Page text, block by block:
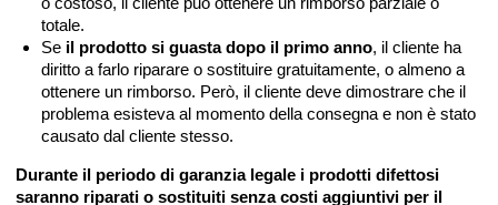
totale.
Se il prodotto si guasta dopo il primo anno, il cliente ha
diritto a farlo riparare o sostituire gratuitamente, o almeno a
ottenere un rimborso. Però, il cliente deve dimostrare che il
problema esisteva al momento della consegna e non è stato
causato dal cliente stesso.
Durante il periodo di garanzia legale i prodotti difettosi
saranno riparati o sostituiti senza costi aggiuntivi per il